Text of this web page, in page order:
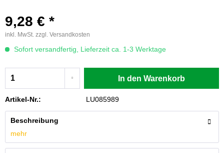
9,28 € *
inkl. MwSt. zzgl. Versandkosten
Sofort versandfertig, Lieferzeit ca. 1-3 Werktage
In den Warenkorb
Artikel-Nr.: LU085989
Beschreibung
mehr